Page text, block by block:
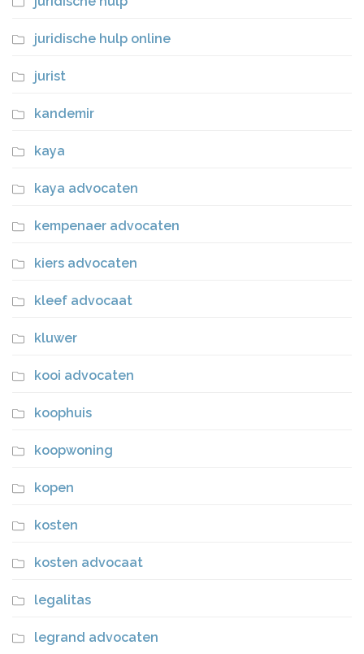
juridische hulp online
jurist
kandemir
kaya
kaya advocaten
kempenaer advocaten
kiers advocaten
kleef advocaat
kluwer
kooi advocaten
koophuis
koopwoning
kopen
kosten
kosten advocaat
legalitas
legrand advocaten